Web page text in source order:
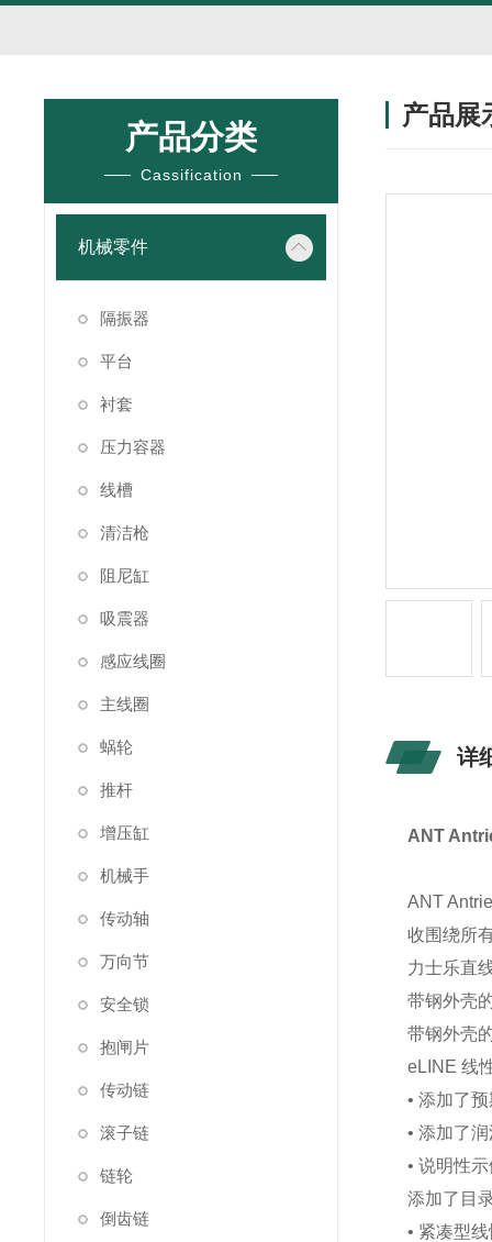
产品分类
Cassification
机械零件
隔振器
平台
衬套
压力容器
线槽
清洁枪
阻尼缸
吸震器
感应线圈
主线圈
蜗轮
推杆
增压缸
机械手
传动轴
万向节
安全锁
抱闸片
传动链
滚子链
链轮
倒齿链
产品展
详
ANT
ANT
收围绕所
力士乐直
带钢外壳
带钢外壳
eLINE 线
• 添加了
• 添加了
• 说明性
添加了目
• 紧凑型